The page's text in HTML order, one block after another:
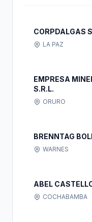
CORPDALGAS
LA PAZ
EMPRESA
S.R.L.
ORURO
BRENNTAG
WARNES
ABEL
COCHABAMBA